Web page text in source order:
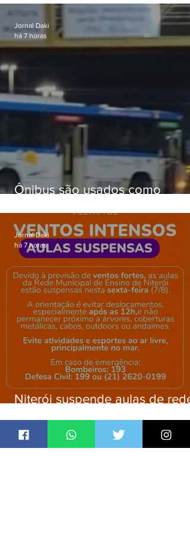
passagens
Ônibus são usados como
Gardênia Azul
Jornal Daki
há 7 horas
Niterói suspende aulas de rede
ventos fortes nesta sexta (7)
Jornal Daki
há 7 horas